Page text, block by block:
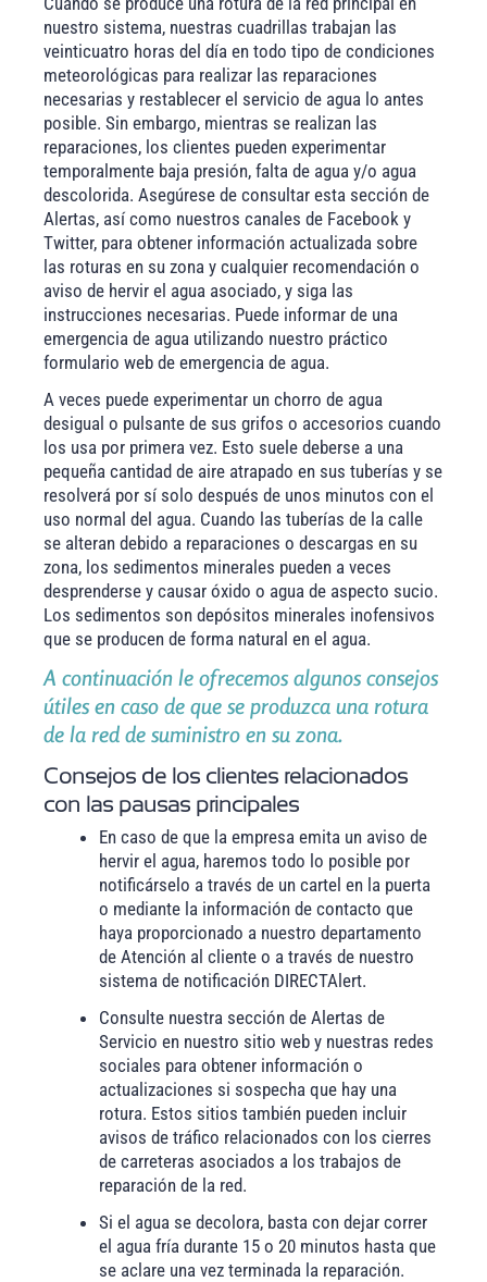
nuestro sistema, nuestras cuadrillas trabajan las
veinticuatro horas del día en todo tipo de condiciones
meteorológicas para realizar las reparaciones
necesarias y restablecer el servicio de agua lo antes
posible. Sin embargo, mientras se realizan las
reparaciones, los clientes pueden experimentar
temporalmente baja presión, falta de agua y/o agua
descolorida. Asegúrese de consultar esta sección de
Alertas, así como nuestros canales de Facebook y
Twitter, para obtener información actualizada sobre
las roturas en su zona y cualquier recomendación o
aviso de hervir el agua asociado, y siga las
instrucciones necesarias. Puede informar de una
emergencia de agua utilizando nuestro práctico
formulario web de emergencia de agua.
A veces puede experimentar un chorro de agua
desigual o pulsante de sus grifos o accesorios cuando
los usa por primera vez. Esto suele deberse a una
pequeña cantidad de aire atrapado en sus tuberías y se
resolverá por sí solo después de unos minutos con el
uso normal del agua. Cuando las tuberías de la calle
se alteran debido a reparaciones o descargas en su
zona, los sedimentos minerales pueden a veces
desprenderse y causar óxido o agua de aspecto sucio.
Los sedimentos son depósitos minerales inofensivos
que se producen de forma natural en el agua.
A continuación le ofrecemos algunos consejos
útiles en caso de que se produzca una rotura
de la red de suministro en su zona.
Consejos de los clientes relacionados
con las pausas principales
En caso de que la empresa emita un aviso de
hervir el agua, haremos todo lo posible por
notificárselo a través de un cartel en la puerta
o mediante la información de contacto que
haya proporcionado a nuestro departamento
de Atención al cliente o a través de nuestro
sistema de notificación DIRECTAlert.
Consulte nuestra sección de Alertas de
Servicio en nuestro sitio web y nuestras redes
sociales para obtener información o
actualizaciones si sospecha que hay una
rotura. Estos sitios también pueden incluir
avisos de tráfico relacionados con los cierres
de carreteras asociados a los trabajos de
reparación de la red.
Si el agua se decolora, basta con dejar correr
el agua fría durante 15 o 20 minutos hasta que
se aclare una vez terminada la reparación.